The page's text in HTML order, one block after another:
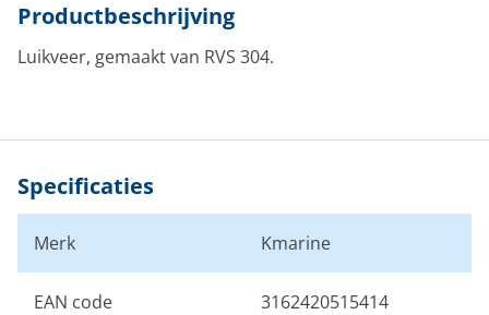
Productbeschrijving
Luikveer, gemaakt van RVS 304.
Specificaties
Merk Kmarine
EAN code 3162420515414